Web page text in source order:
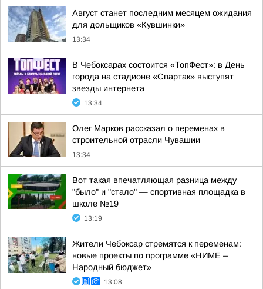
Август станет последним месяцем ожидания
для дольщиков «Кувшинки»
13:34
В Чебоксарах состоится «ТопФест»: в День
города на стадионе «Спартак» выступят
звезды интернета
13:34
Олег Марков рассказал о переменах в
строительной отрасли Чувашии
13:34
Вот такая впечатляющая разница между
"было" и "стало" — спортивная площадка в
школе №19
13:19
Жители Чебоксар стремятся к переменам:
новые проекты по программе «НИМЕ –
Народный бюджет»
13:08